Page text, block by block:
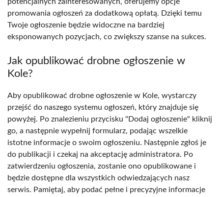
promowania ogłoszeń za dodatkową opłatą. Dzięki temu
Twoje ogłoszenie będzie widoczne na bardziej
eksponowanych pozycjach, co zwiększy szanse na sukces.
Jak opublikować drobne ogłoszenie w
Kole?
Aby opublikować drobne ogłoszenie w Kole, wystarczy
przejść do naszego systemu ogłoszeń, który znajduje się
powyżej. Po znalezieniu przycisku "Dodaj ogłoszenie" kliknij
go, a następnie wypełnij formularz, podając wszelkie
istotne informacje o swoim ogłoszeniu. Następnie zgłoś je
do publikacji i czekaj na akceptację administratora. Po
zatwierdzeniu ogłoszenia, zostanie ono opublikowane i
będzie dostępne dla wszystkich odwiedzających nasz
serwis. Pamiętaj, aby podać pełne i precyzyjne informacje